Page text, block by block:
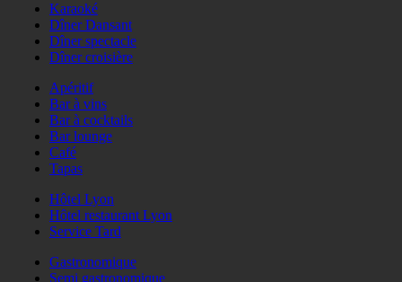
Karaoké
Dîner Dansant
Dîner spectacle
Dîner croisière
Apéritif
Bar à vins
Bar à cocktails
Bar lounge
Café
Tapas
Hôtel Lyon
Hôtel restaurant Lyon
Service Tard
Gastronomique
Semi gastronomique